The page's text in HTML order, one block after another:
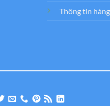
Thông tin